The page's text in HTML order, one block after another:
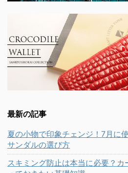
最新の記事
夏の小物で印象チェンジ！7月に
サンダルの選び方
スキミング防止は本当に必要？